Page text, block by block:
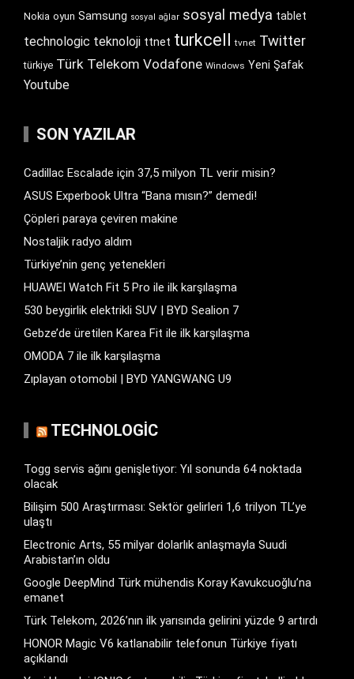
Nokia oyun Samsung sosyal ağlar sosyal medya tablet
technologic teknoloji ttnet turkcell tvnet Twitter
türkiye Türk Telekom Vodafone Windows Yeni Şafak
Youtube
SON YAZILAR
Cadillac Escalade için 37,5 milyon TL verir misin?
ASUS Experbook Ultra “Bana mısın?” demedi!
Çöpleri paraya çeviren makine
Nostaljik radyo aldım
Türkiye’nin genç yetenekleri
HUAWEI Watch Fit 5 Pro ile ilk karşılaşma
530 beygirlik elektrikli SUV | BYD Sealion 7
Gebze’de üretilen Karea Fit ile ilk karşılaşma
OMODA 7 ile ilk karşılaşma
Zıplayan otomobil | BYD YANGWANG U9
TECHNOLOGIC
Togg servis ağını genişletiyor: Yıl sonunda 64 noktada
olacak
Bilişim 500 Araştırması: Sektör gelirleri 1,6 trilyon TL’ye
ulaştı
Electronic Arts, 55 milyar dolarlık anlaşmayla Suudi
Arabistan’ın oldu
Google DeepMind Türk mühendis Koray Kavukcuoğlu’na
emanet
Türk Telekom, 2026’nın ilk yarısında gelirini yüzde 9 artırdı
HONOR Magic V6 katlanabilir telefonun Türkiye fiyatı
açıklandı